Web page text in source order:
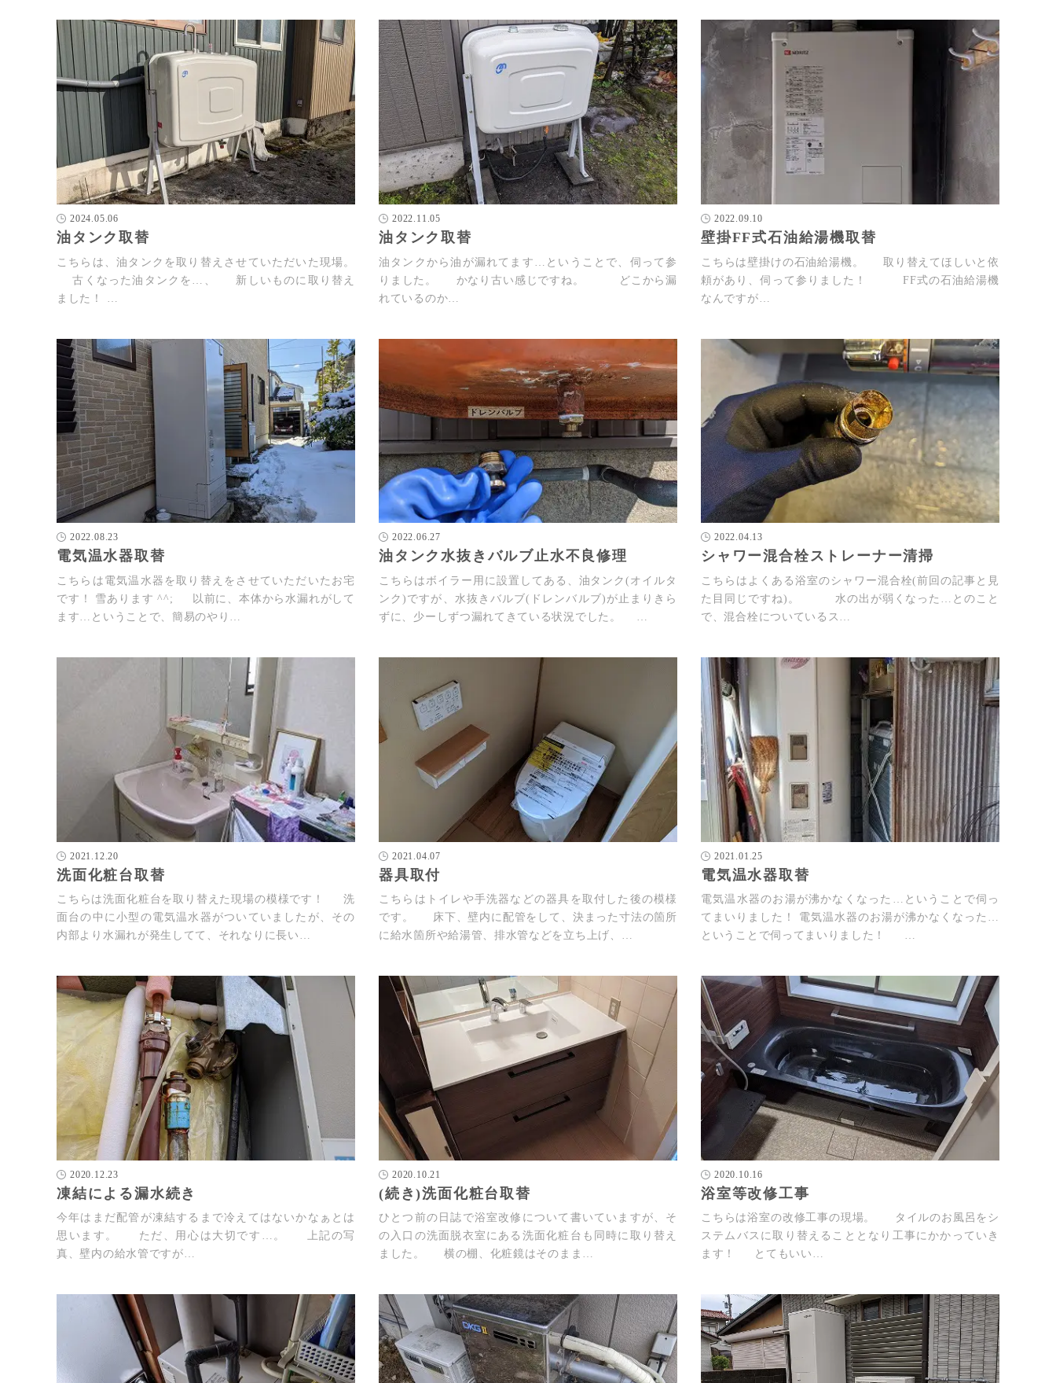
2024.05.06
油タンク取替
こちらは、油タンクを取り替えさせていただいた現場。
古くなった油タンクを…、 新しいものに取り替え
ました！ …
2022.11.05
油タンク取替
油タンクから油が漏れてます…ということで、伺って参
りました。 かなり古い感じですね。 どこから漏
れているのか…
2022.09.10
壁掛FF式石油給湯機取替
こちらは壁掛けの石油給湯機。 取り替えてほしいと依
頼があり、伺って参りました！ FF式の石油給湯機
なんですが…
2022.08.23
電気温水器取替
こちらは電気温水器を取り替えをさせていただいたお宅
です！ 雪あります ^^; 以前に、本体から水漏れがして
ます…ということで、簡易のやり…
2022.06.27
油タンク水抜きバルブ止水不良修理
こちらはボイラー用に設置してある、油タンク(オイルタ
ンク)ですが、水抜きバルブ(ドレンバルブ)が止まりきら
ずに、少ーしずつ漏れてきている状況でした。 …
2022.04.13
シャワー混合栓ストレーナー清掃
こちらはよくある浴室のシャワー混合栓(前回の記事と見
た目同じですね)。 水の出が弱くなった…とのこと
で、混合栓についているス…
2021.12.20
洗面化粧台取替
こちらは洗面化粧台を取り替えた現場の模様です！ 洗
面台の中に小型の電気温水器がついていましたが、その
内部より水漏れが発生してて、それなりに長い…
2021.04.07
器具取付
こちらはトイレや手洗器などの器具を取付した後の模様
です。 床下、壁内に配管をして、決まった寸法の箇所
に給水箇所や給湯管、排水管などを立ち上げ、…
2021.01.25
電気温水器取替
電気温水器のお湯が沸かなくなった…ということで伺っ
てまいりました！ 電気温水器のお湯が沸かなくなった…
ということで伺ってまいりました！ …
2020.12.23
凍結による漏水続き
今年はまだ配管が凍結するまで冷えてはないかなぁとは
思います。 ただ、用心は大切です…。 上記の写
真、壁内の給水管ですが…
2020.10.21
(続き)洗面化粧台取替
ひとつ前の日誌で浴室改修について書いていますが、そ
の入口の洗面脱衣室にある洗面化粧台も同時に取り替え
ました。 横の棚、化粧鏡はそのまま…
2020.10.16
浴室等改修工事
こちらは浴室の改修工事の現場。 タイルのお風呂をシ
ステムバスに取り替えることとなり工事にかかっていき
ます！ とてもいい…